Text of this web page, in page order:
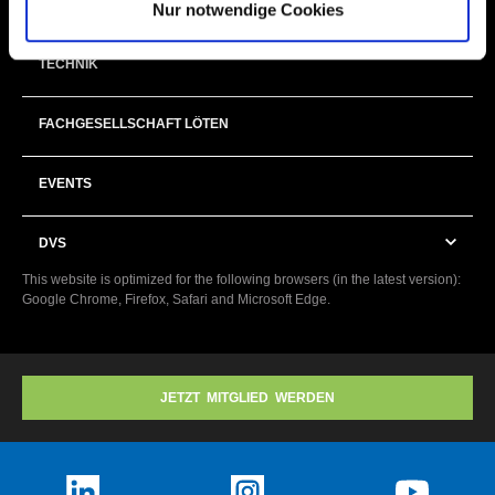
Nur notwendige Cookies
TECHNIK
FACHGESELLSCHAFT LÖTEN
EVENTS
DVS
This website is optimized for the following browsers (in the latest version):
Google Chrome, Firefox, Safari and Microsoft Edge.
JETZT MITGLIED WERDEN